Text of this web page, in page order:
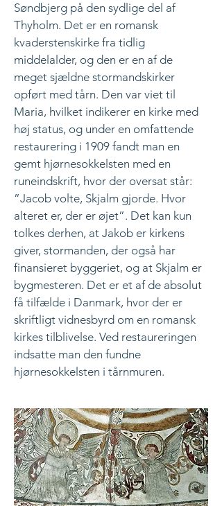
Søndbjerg på den sydlige del af
Thyholm. Det er en romansk
kvaderstenskirke fra tidlig
middelalder, og den er en af de
meget sjældne stormandskirker
opført med tårn. Den var viet til
Maria, hvilket indikerer en kirke med
høj status, og under en omfattende
restaurering i 1909 fandt man en
gemt hjørnesokkelsten med en
runeindskrift, hvor der oversat står:
”Jacob volte, Skjalm gjorde. Hvor
alteret er, der er øjet”. Det kan kun
tolkes derhen, at Jakob er kirkens
giver, stormanden, der også har
finansieret byggeriet, og at Skjalm er
bygmesteren. Det er et af de absolut
få tilfælde i Danmark, hvor der er
skriftligt vidnesbyrd om en romansk
kirkes tilblivelse. Ved restaureringen
indsatte man den fundne
hjørnesokkelsten i tårnmuren.